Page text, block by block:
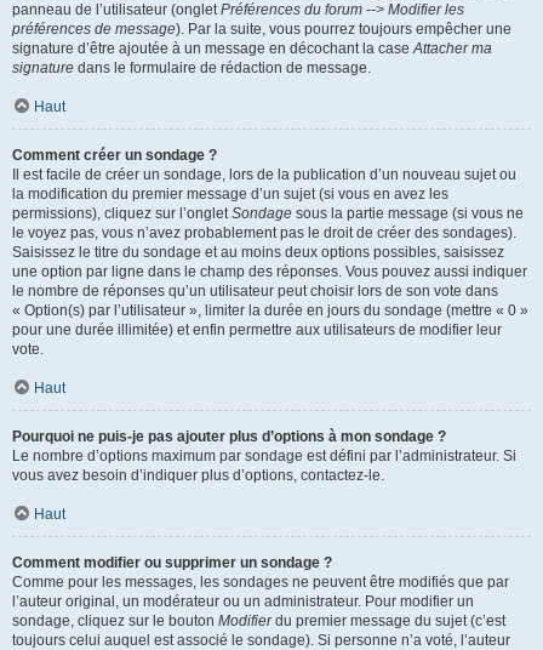
panneau de l’utilisateur (ongletPréférences du forum --> Modifier les
préférences de message). Par la suite, vous pourrez toujours empêcher une
signature d’être ajoutée à un message en décochant la caseAttacher ma
signature dans le formulaire de rédaction de message.
Haut
Comment créer un sondage ?
Il est facile de créer un sondage, lors de la publication d’un nouveau sujet ou
la modification du premier message d’un sujet (si vous en avez les
permissions), cliquez sur l’ongletSondage sous la partie message (si vous ne
le voyez pas, vous n’avez probablement pas le droit de créer des sondages).
Saisissez le titre du sondage et au moins deux options possibles, saisissez
une option par ligne dans le champ des réponses. Vous pouvez aussi indiquer
le nombre de réponses qu’un utilisateur peut choisir lors de son vote dans
« Option(s) par l’utilisateur », limiter la durée en jours du sondage (mettre « 0 »
pour une durée illimitée) et enfin permettre aux utilisateurs de modifier leur
vote.
Haut
Pourquoi ne puis-je pas ajouter plus d’options à mon sondage ?
Le nombre d’options maximum par sondage est défini par l’administrateur. Si
vous avez besoin d’indiquer plus d’options, contactez-le.
Haut
Comment modifier ou supprimer un sondage ?
Comme pour les messages, les sondages ne peuvent être modifiés que par
l’auteur original, un modérateur ou un administrateur. Pour modifier un
sondage, cliquez sur le bouton Modifierdu premier message du sujet (c’est
toujours celui auquel est associé le sondage). Si personne n’a voté, l’auteur